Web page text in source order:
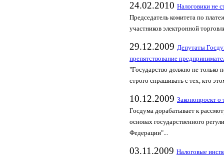
24.02.2010 Налоговики не
Председатель комитета по
участников электронной
29.12.2009 Депутаты
препятствование
"Государство должно не только
строго спрашивать с тех, кто
10.12.2009 Законопроект о
Госдума дорабатывает к
основах государственного
Федерации"...
03.11.2009 Налоговые